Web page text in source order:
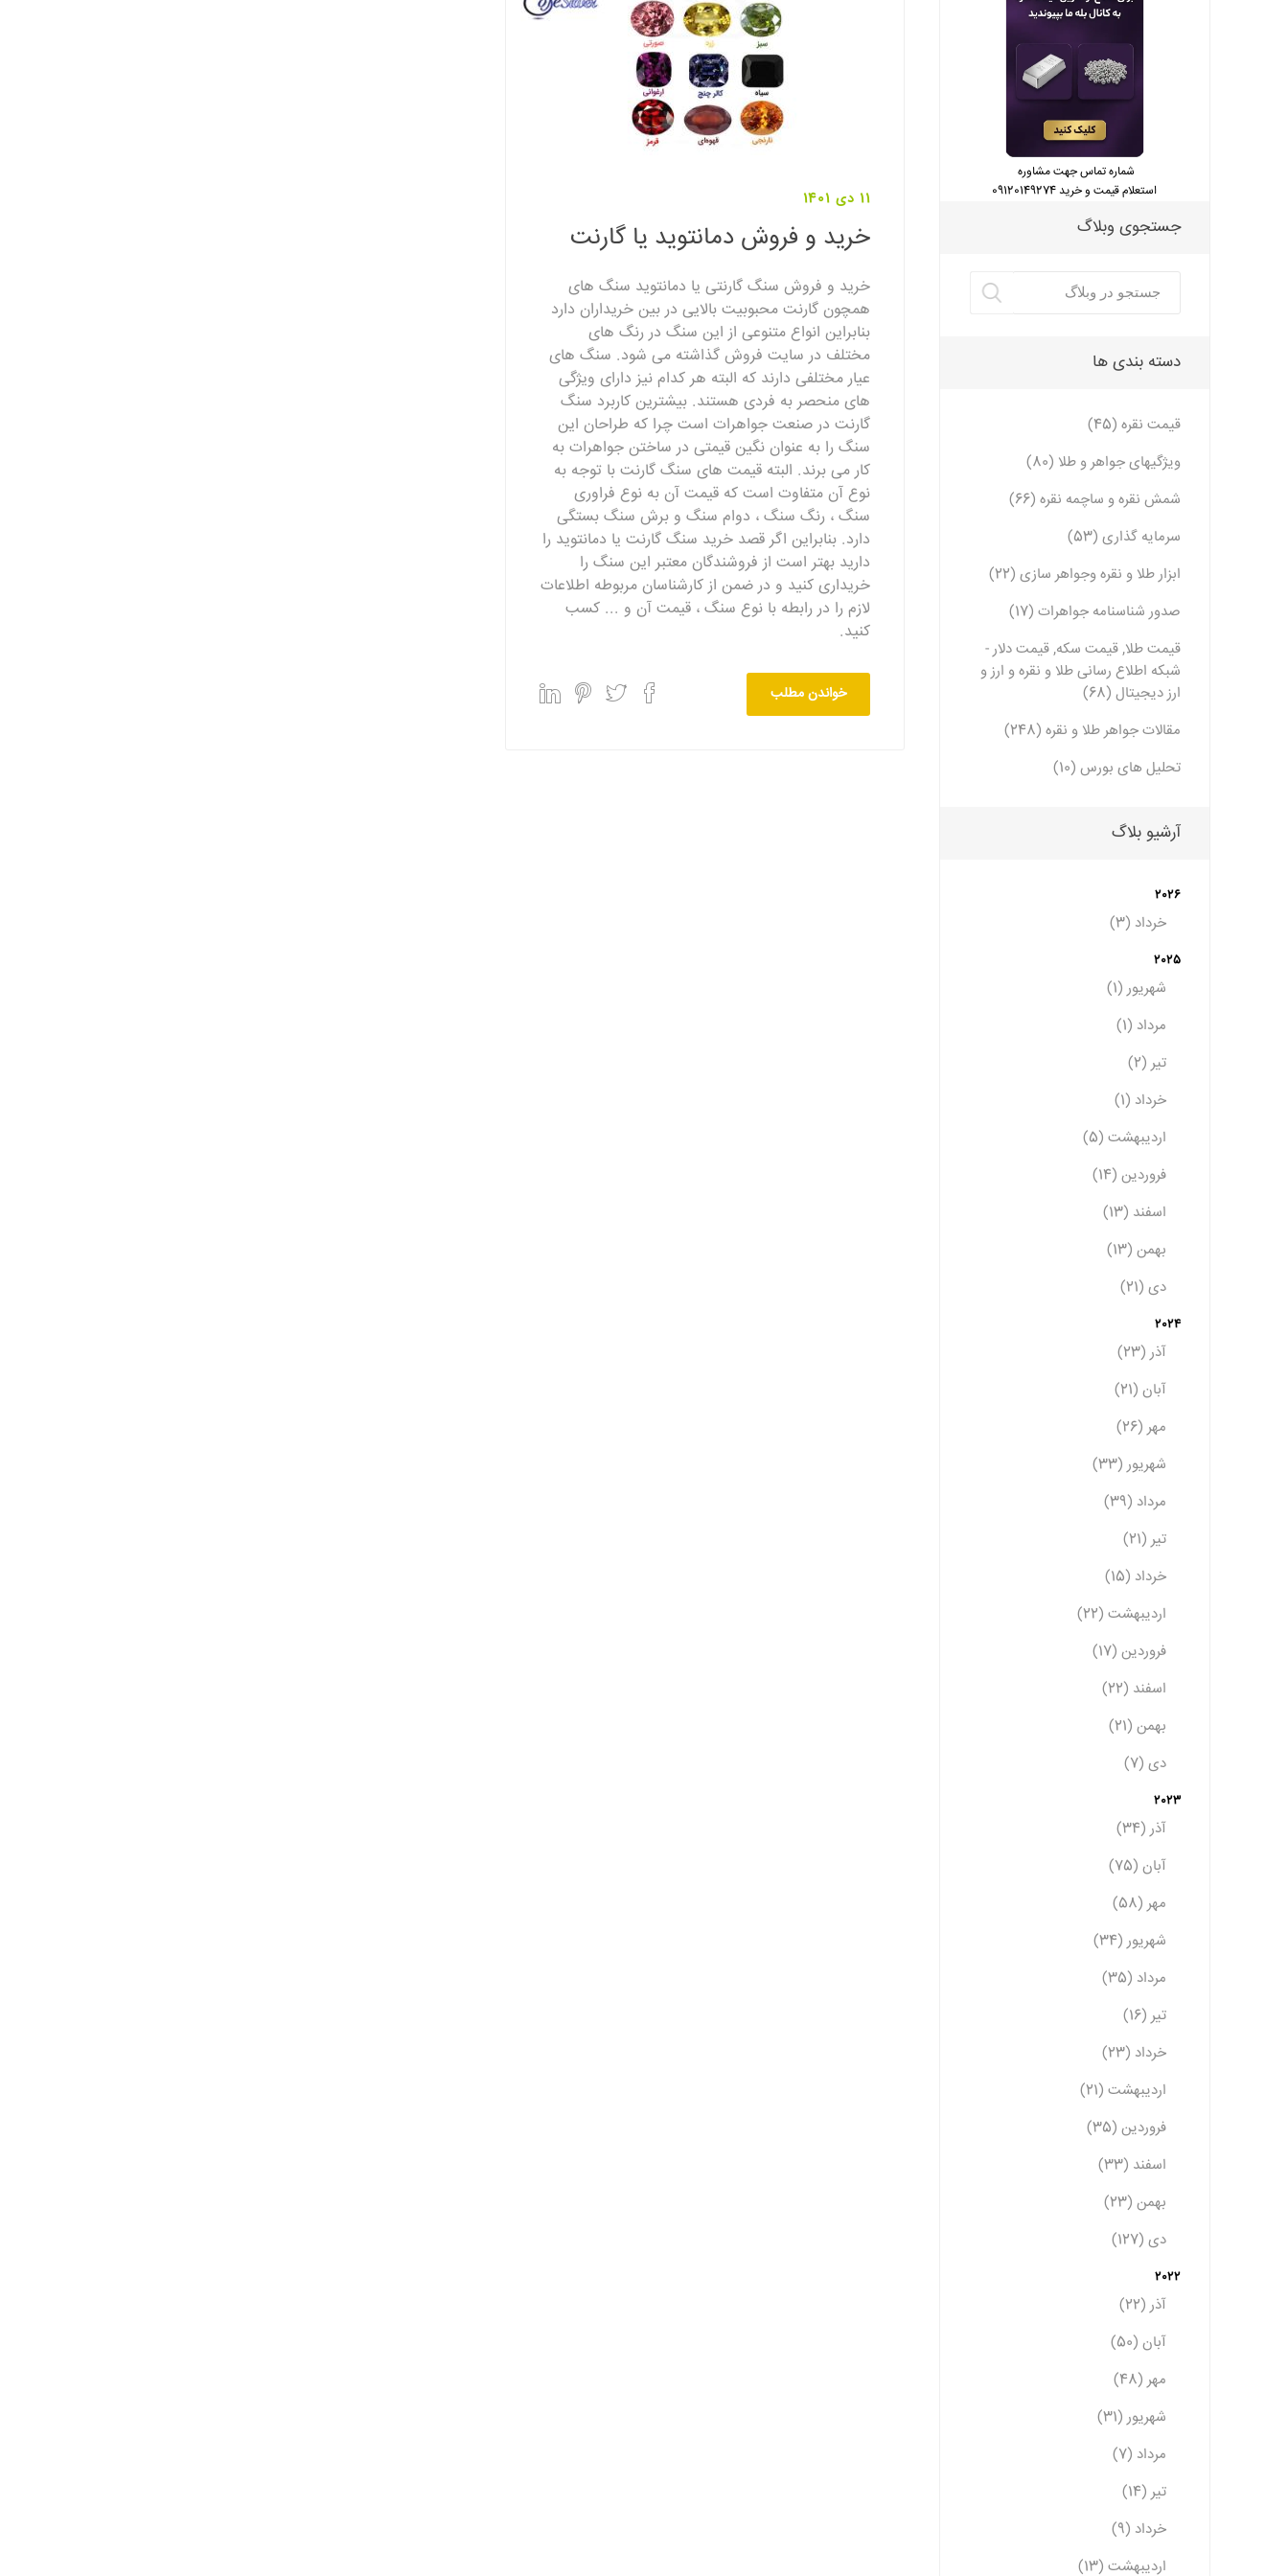
11 دی 1401
خرید و فروش دمانتوید یا گارنت
خرید و فروش سنگ گارنتی یا دمانتوید سنگ های
همچون گارنت محبوبیت بالایی در بین خریداران دارد
بنابراین انواع متنوعی از این سنگ در رنگ های
مختلف در سایت فروش گذاشته می شود. سنگ های
عیار مختلفی دارند که البته هر کدام نیز دارای ویژگی
های منحصر به فردی هستند. بیشترین کاربرد سنگ
گارنت در صنعت جواهرات است چرا که طراحان این
سنگ را به عنوان نگین قیمتی در ساختن جواهرات به
کار می برند. البته قیمت های سنگ گارنت با توجه به
نوع آن متفاوت است که قیمت آن به نوع فراوری
سنگ ، رنگ سنگ ، دوام سنگ و برش سنگ بستگی
دارد. بنابراین اگر قصد خرید سنگ گارنت یا دمانتوید را
دارید بهتر است از فروشندگان معتبر این سنگ را
خریداری کنید و در ضمن از کارشناسان مربوطه اطلاعات
لازم را در رابطه با نوع سنگ ، قیمت آن و ... کسب
کنید.
خواندن مطلب
شماره تماس جهت مشاوره
استعلام قیمت و خرید 09120149274
جستجوی وبلاگ
دسته بندی ها
قیمت نقره (45)
ویژگیهای جواهر و طلا (80)
شمش نقره و ساچمه نقره (66)
سرمایه گذاری (53)
ابزار طلا و نقره وجواهر سازی (22)
صدور شناسنامه جواهرات (17)
قیمت طلا, قیمت سکه, قیمت دلار -
شبکه اطلاع رسانی طلا و نقره و ارز و
ارز دیجیتال (68)
مقالات جواهر طلا و نقره (248)
تحلیل های بورس (10)
آرشیو بلاگ
2026
خرداد (3)
2025
شهریور (1)
مرداد (1)
تیر (2)
خرداد (1)
اردیبهشت (5)
فروردین (14)
اسفند (13)
بهمن (13)
دی (21)
2024
آذر (23)
آبان (21)
مهر (26)
شهریور (33)
مرداد (39)
تیر (21)
خرداد (15)
اردیبهشت (22)
فروردین (17)
اسفند (22)
بهمن (21)
دی (7)
2023
آذر (34)
آبان (75)
مهر (58)
شهریور (34)
مرداد (35)
تیر (16)
خرداد (23)
اردیبهشت (21)
فروردین (35)
اسفند (33)
بهمن (23)
دی (127)
2022
آذر (22)
آبان (50)
مهر (48)
شهریور (31)
مرداد (7)
تیر (14)
خرداد (9)
اردیبهشت (13)